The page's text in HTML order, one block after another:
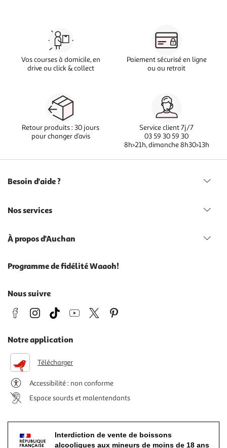
Vos courses à domicile, en
drive ou click & collect
Paiement sécurisé en ligne
ou au retrait
Retour produits : 30 jours
pour changer d’avis
Service client 7j/7
03 59 30 59 30
8h>21h, dimanche 8h30>13h
Besoin d'aide ?
Nos services
À propos d'Auchan
Programme de fidélité Waaoh!
Nous suivre
Notre application
Télécharger
Accessibilité : non conforme
Espace sourds et malentendants
Interdiction de vente de boissons
alcooliques aux mineurs de moins de 18 ans